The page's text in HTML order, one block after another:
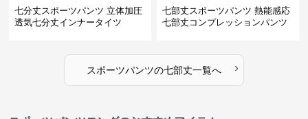
七分丈スポーツパンツ 立体加圧
透気七分丈インナータイツ
七部丈スポーツパンツ 熱能感応
七部丈コンプレッションパンツ
スポーツパンツの七部丈一覧へ ›